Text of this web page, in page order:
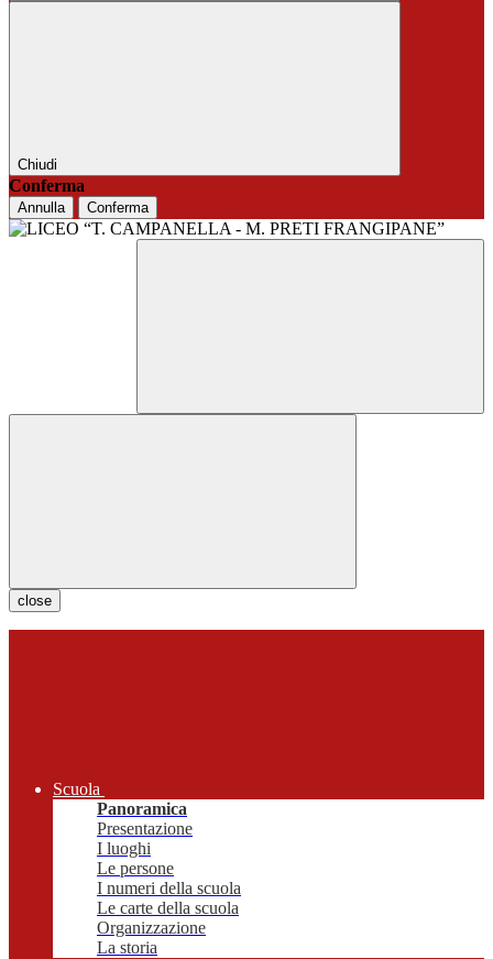
Chiudi
Conferma
Annulla Conferma
close
Scuola
Panoramica
Presentazione
I luoghi
Le persone
I numeri della scuola
Le carte della scuola
Organizzazione
La storia